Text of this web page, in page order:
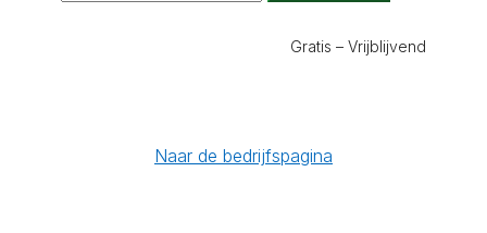
Gratis – Vrijblijvend
Naar de bedrijfspagina